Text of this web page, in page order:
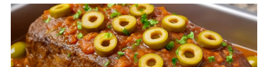
família